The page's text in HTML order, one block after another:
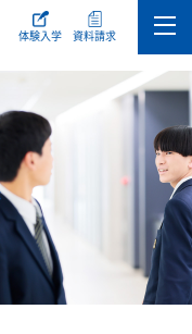
体験入学 資料請求